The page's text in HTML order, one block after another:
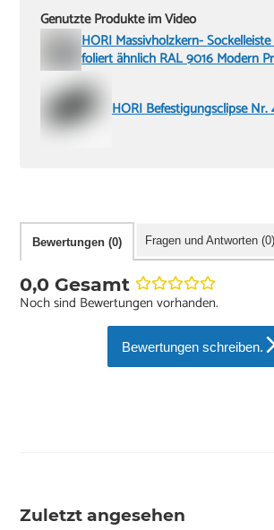
Genutzte Produkte im Video
HORI Massivholzkern-
foliert ähnlich RAL 9016 Modern
HORI Befestigungsclipse Nr.
Bewertungen (0) Fragen und Antworten (0)
0,0 Gesamt
Noch sind Bewertungen vorhanden.
Bewertungen schreiben.
Zuletzt angesehen